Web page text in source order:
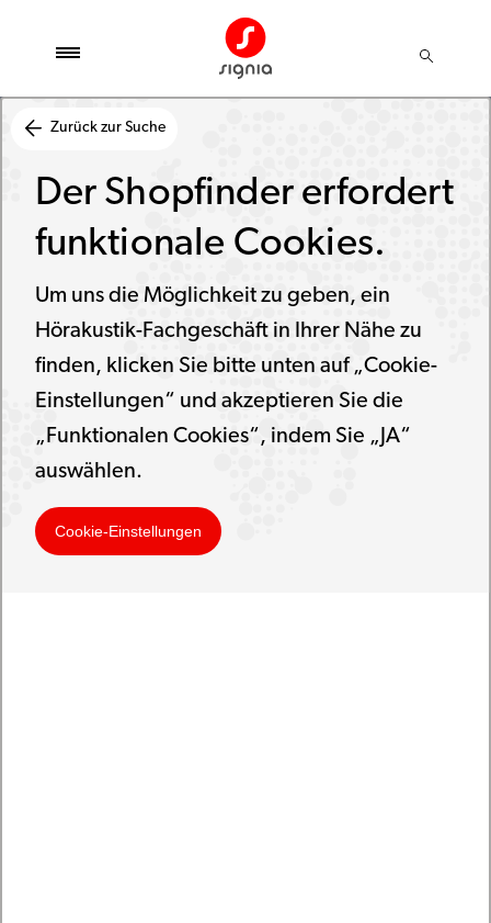
Zurück zur Suche
Der Shopfinder erfordert
funktionale Cookies.
Um uns die Möglichkeit zu geben, ein
Hörakustik-Fachgeschäft in Ihrer Nähe zu
finden, klicken Sie bitte unten auf „Cookie-
Einstellungen“ und akzeptieren Sie die
„Funktionalen Cookies“, indem Sie „JA“
auswählen.
Cookie-Einstellungen